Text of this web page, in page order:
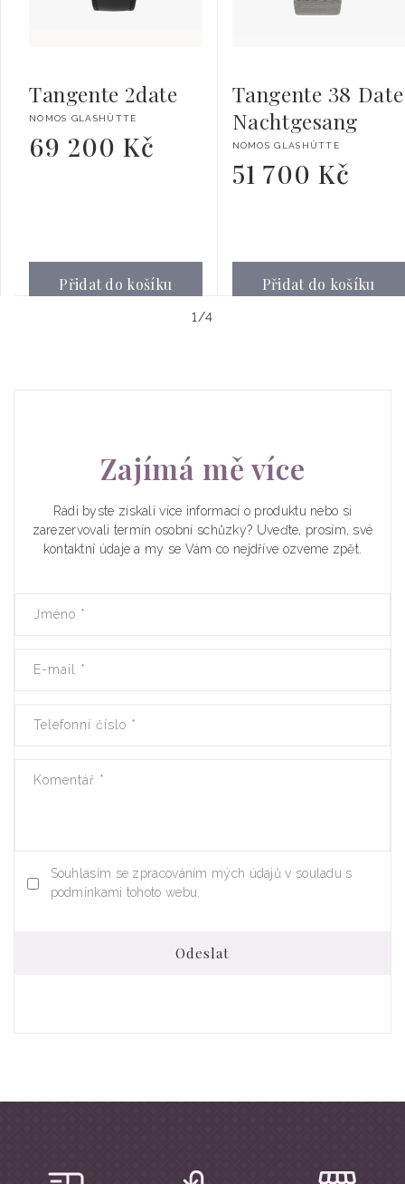
Tangente 2date
Dodavatel:
NOMOS GLASHÜTTE
Běžná
cena
69 200 Kč
Přidat do košíku
Tangente 38 Date
Nachtgesang
Dodavatel:
NOMOS GLASHÜTTE
Běžná
cena
51 700 Kč
Přidat do košíku
1/z4
Zajímá mě více
Rádi byste získali více informací o produktu nebo si
zarezervovali termín osobní schůzky? Uveďte, prosím, své
kontaktní údaje a my se Vám co nejdříve ozveme zpět.
Jméno *
E-mail *
Telefonní číslo *
Komentář *
Souhlasím se zpracováním mých údajů v souladu s
podmínkami tohoto webu.
Odeslat